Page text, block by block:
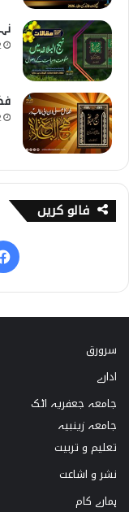
2
2
فالو کریں
سرورق
ادارے
جامعہ جعفریہ اٹک
جامعہ زینبیہ
تعلیم و تربیت
نشر و اشاعت
ہمارے کام